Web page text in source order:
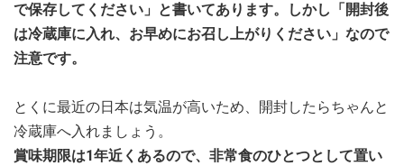
で保存してください」と書いてあります。しかし「開封後
は冷蔵庫に入れ、お早めにお召し上がりください」なので
注意です。
とくに最近の日本は気温が高いため、開封したらちゃんと
冷蔵庫へ入れましょう。
賞味期限は1年近くあるので、非常食のひとつとして置い